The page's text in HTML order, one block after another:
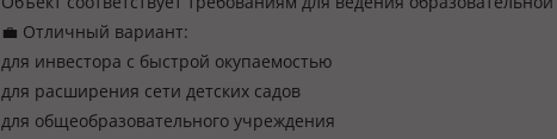
💼 Отличный вариант:
для инвестора с быстрой окупаемостью
для расширения сети детских садов
для общеобразовательного учреждения